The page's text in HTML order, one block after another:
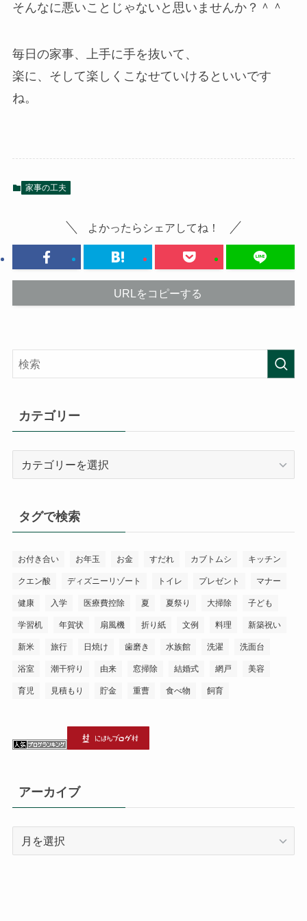
そんなに悪いことじゃないと思いませんか？＾＾
毎日の家事、上手に手を抜いて、
楽に、そして楽しくこなせていけるといいです
ね。
家事の工夫
よかったらシェアしてね！
URLをコピーする
カテゴリー
ー
タグで検索
お付き合い お年玉 お金 すだれ カブトムシ キッチン
クエン酸 ディズニーリゾート トイレ プレゼント マナー
健康 入学 医療費控除 夏 夏祭り 大掃除 子ども
学習机 年賀状 扇風機 折り紙 文例 料理 新築祝い
新米 旅行 日焼け 歯磨き 水族館 洗濯 洗面台
浴室 潮干狩り 由来 窓掃除 結婚式 網戸 美容
育児 見積もり 貯金 重曹 食べ物 飼育
アーカイブ